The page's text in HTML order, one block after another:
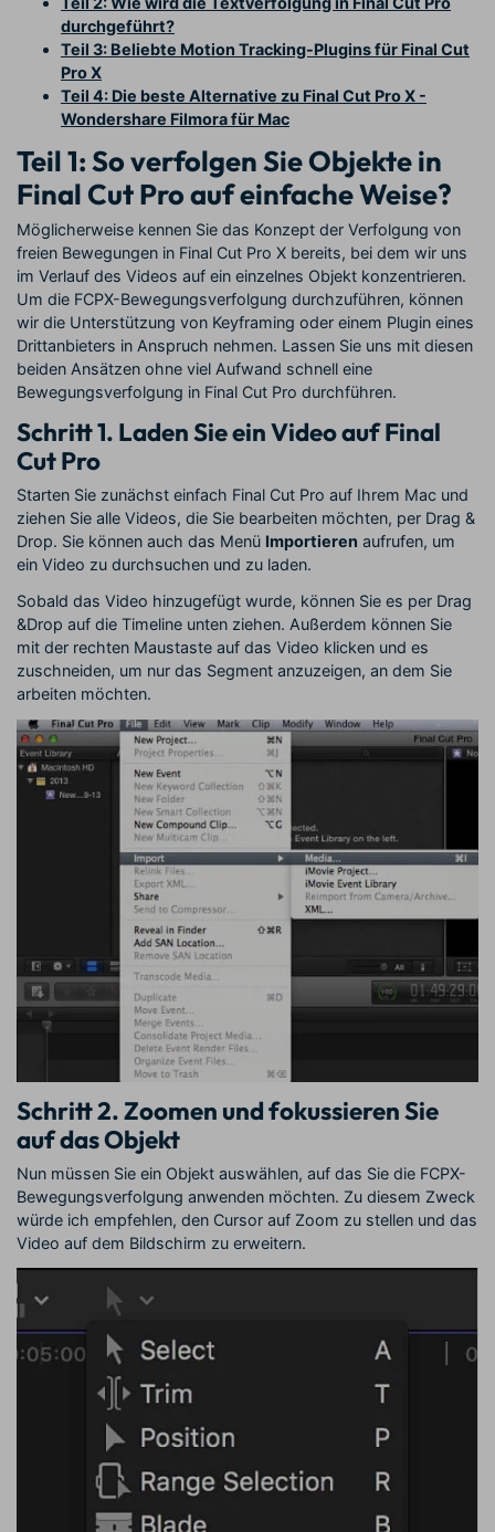
durchgeführt?
Teil 3: Beliebte Motion Tracking-Plugins für Final Cut
Pro X
Teil 4: Die beste Alternative zu Final Cut Pro X -
Wondershare Filmora für Mac
Teil 1: So verfolgen Sie Objekte in
Final Cut Pro auf einfache Weise?
Möglicherweise kennen Sie das Konzept der Verfolgung von
freien Bewegungen in Final Cut Pro X bereits, bei dem wir uns
im Verlauf des Videos auf ein einzelnes Objekt konzentrieren.
Um die FCPX-Bewegungsverfolgung durchzuführen, können
wir die Unterstützung von Keyframing oder einem Plugin eines
Drittanbieters in Anspruch nehmen. Lassen Sie uns mit diesen
beiden Ansätzen ohne viel Aufwand schnell eine
Bewegungsverfolgung in Final Cut Pro durchführen.
Schritt 1. Laden Sie ein Video auf Final
Cut Pro
Starten Sie zunächst einfach Final Cut Pro auf Ihrem Mac und
ziehen Sie alle Videos, die Sie bearbeiten möchten, per Drag &
Drop. Sie können auch das Menü Importieren aufrufen, um
ein Video zu durchsuchen und zu laden.
Sobald das Video hinzugefügt wurde, können Sie es per Drag
&Drop auf die Timeline unten ziehen. Außerdem können Sie
mit der rechten Maustaste auf das Video klicken und es
zuschneiden, um nur das Segment anzuzeigen, an dem Sie
arbeiten möchten.
Schritt 2. Zoomen und fokussieren Sie
auf das Objekt
Nun müssen Sie ein Objekt auswählen, auf das Sie die FCPX-
Bewegungsverfolgung anwenden möchten. Zu diesem Zweck
würde ich empfehlen, den Cursor auf Zoom zu stellen und das
Video auf dem Bildschirm zu erweitern.